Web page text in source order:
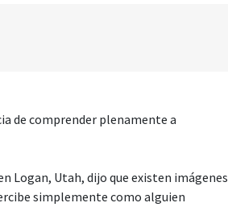
de comprender plenamente a
Logan, Utah, dijo que existen imágenes
simplemente como alguien